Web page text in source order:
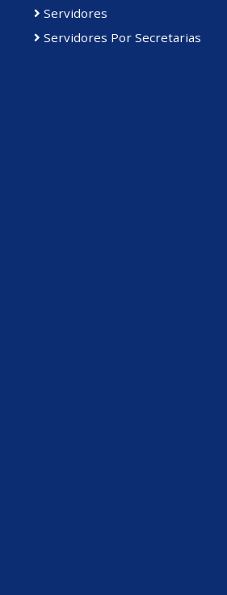
Servidores
Servidores Por Secretarias